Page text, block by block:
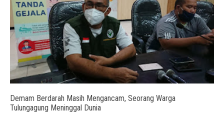
Demam Berdarah Masih Mengancam, Seorang Warga
Tulungagung Meninggal Dunia